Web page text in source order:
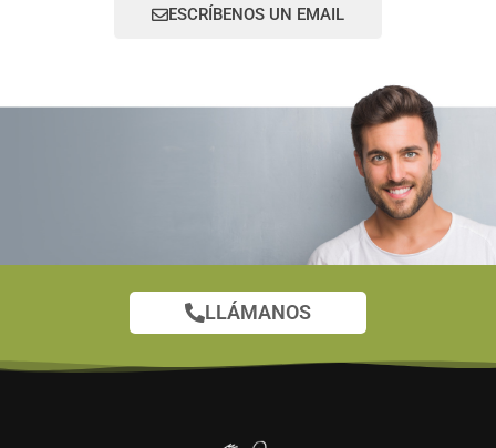
ESCRÍBENOS UN EMAIL
¿Tienes alguna duda?
En nuestra sección FAQ encontrarás
más respuestas
LLÁMANOS